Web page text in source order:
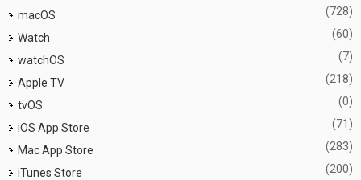
macOS (728)
Watch (60)
watchOS (7)
Apple TV (218)
tvOS (0)
iOS App Store (71)
Mac App Store (283)
iTunes Store (200)